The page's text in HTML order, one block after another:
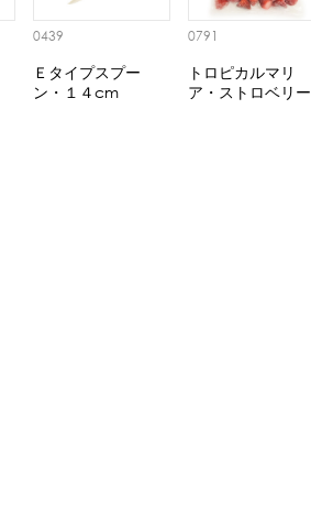
0439
Ｅタイプスプー
ン・１４cm
0791
トロピカルマリ
ア・ストロベリー